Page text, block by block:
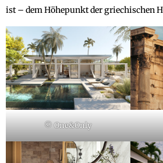
ist – dem Höhepunkt der griechischen
© One&Only